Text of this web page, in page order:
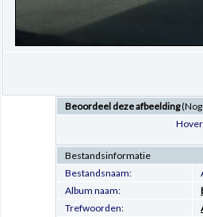
Beoordeel deze afbeelding
Bestandsinformatie
Bestandsnaam:
Album naam:
Trefwoorden: